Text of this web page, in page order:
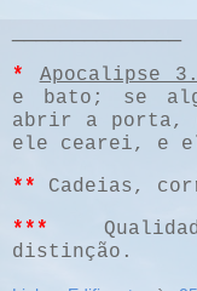
* Apocalipse
e bato; se
abrir a porta,
ele cearei, e
**
Cadeias,
***
distinção.